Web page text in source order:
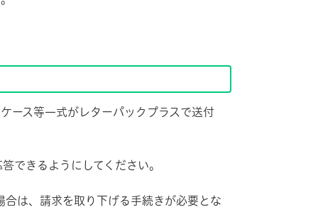
ス等一式がレターパックプラスで送付
できるようにしてください。
は、請求を取り下げる手続きが必要とな